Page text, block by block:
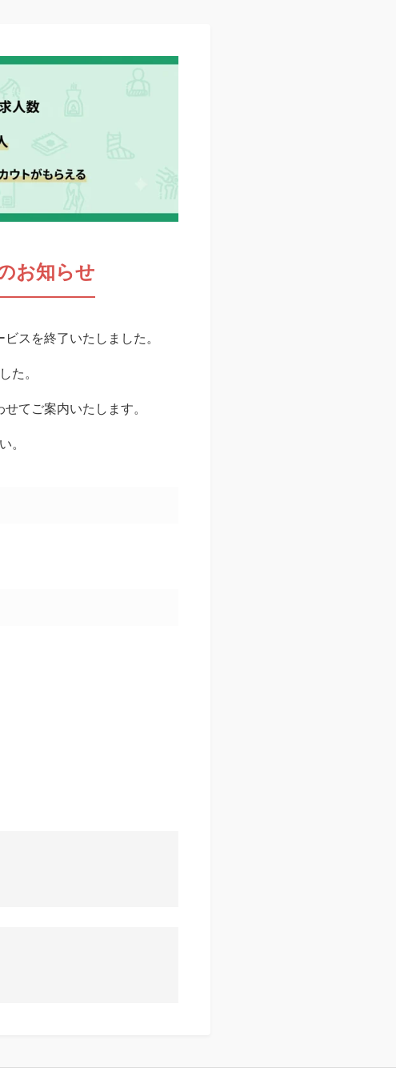
お知らせ
スを終了いたしました。
た。
てご案内いたします。
。